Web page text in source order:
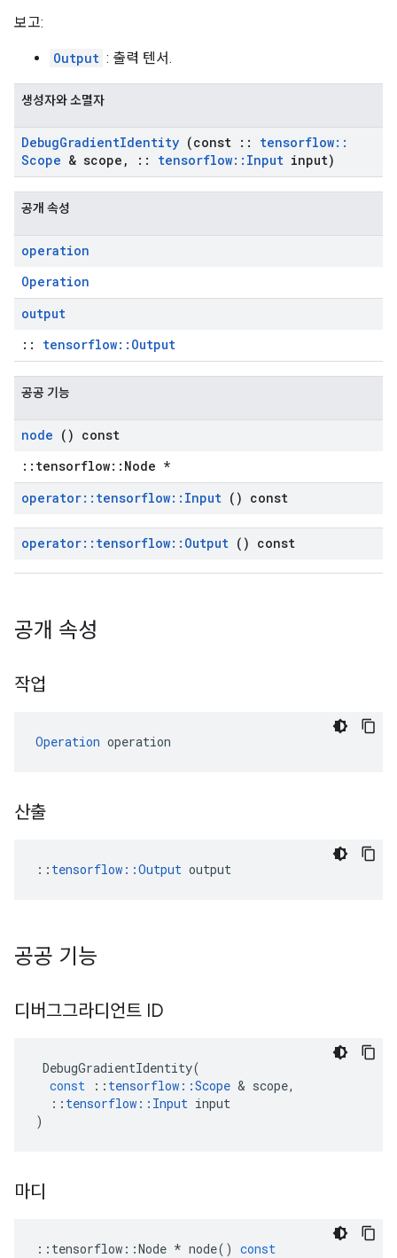
보고:
Output : 출력 텐서.
생성자와 소멸자
DebugGradientIdentity (const :: tensorflow::
Scope & scope , :: tensorflow:: Input input)
공개 속성
operation
Operation
output
:: tensorflow::Output
공공 기능
node () const
::tensorflow::Node *
operator:: tensorflow:: Input () const
operator:: tensorflow:: Output () const
공개 속성
작업
Operation operation
산출
:: tensorflow::Output output
공공 기능
디버그그라디언트 ID
DebugGradientIdentity(
const
:: tensorflow ::Scope & scope,
:: tensorflow :: Input input
)
마디
:: tensorflow ::Node * node() const